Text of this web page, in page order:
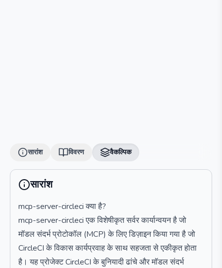
सारांश विवरण वैकल्पिक
सारांश
mcp-server-circleci क्या है?
mcp-server-circleci एक विशेषीकृत सर्वर कार्यान्वयन है जो
मॉडल संदर्भ प्रोटोकॉल (MCP) के लिए डिज़ाइन किया गया है जो
CircleCI के विकास कार्यप्रवाह के साथ सहजता से एकीकृत होता
है। यह प्रोजेक्ट CircleCI के बुनियादी ढांचे और मॉडल संदर्भ